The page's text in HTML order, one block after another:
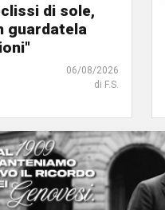
di sole,
guardatela
06/08/2026
di F.S.